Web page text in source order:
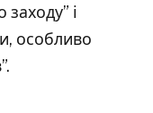
і
особливо